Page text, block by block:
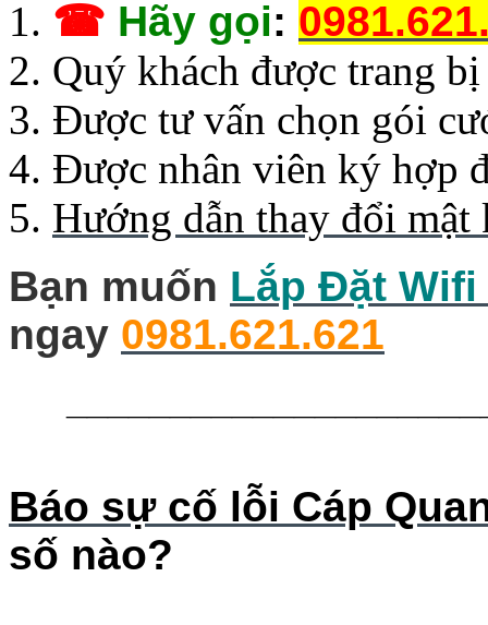
☎ Hãy gọi:
Quý khách được trang
Được tư vấn chọn gói
Được nhân viên ký hợp
Hướng dẫn thay đổi
Bạn muốn Lắp Đặt
ngay 0981.621.621
Báo sự cố lỗi Cáp
số nào?